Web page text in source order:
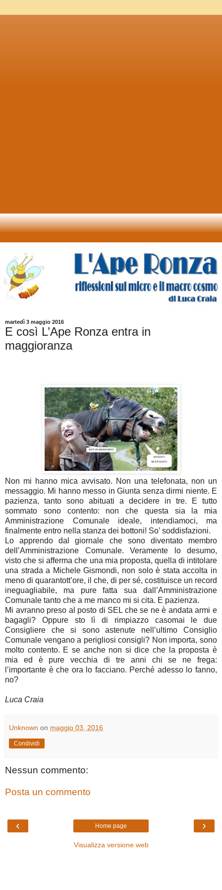
martedì 3 maggio 2016
E così L’Ape Ronza entra in
maggioranza
Non mi hanno mica avvisato. Non una telefonata, non un
messaggio. Mi hanno messo in Giunta senza dirmi niente. E
pazienza, tanto sono abituati a decidere in tre. E tutto
sommato sono contento: non che questa sia la mia
Amministrazione Comunale ideale, intendiamoci, ma
finalmente entro nella stanza dei bottoni! So’ soddisfazioni.
Lo apprendo dal giornale che sono diventato membro
dell’Amministrazione Comunale. Veramente lo desumo,
visto che si afferma che una mia proposta, quella di intitolare
una strada a Michele Gismondi, non solo è stata accolta in
meno di quarantott’ore, il che, di per sé, costituisce un record
ineguagliabile, ma pure fatta sua dall’Amministrazione
Comunale tanto che a me manco mi si cita. E pazienza.
Mi avranno preso al posto di SEL che se ne è andata armi e
bagagli? Oppure sto lì di rimpiazzo casomai le due
Consigliere che si sono astenute nell’ultimo Consiglio
Comunale vengano a perigliosi consigli? Non importa, sono
molto contento. E se anche non si dice che la proposta è
mia ed è pure vecchia di tre anni chi se ne frega:
l’importante è che ora lo facciano. Perché adesso lo fanno,
no?
Luca Craia
Unknown on maggio 03, 2016
Condividi
Nessun commento:
Posta un commento
‹ ›
Home page
Visualizza versione web